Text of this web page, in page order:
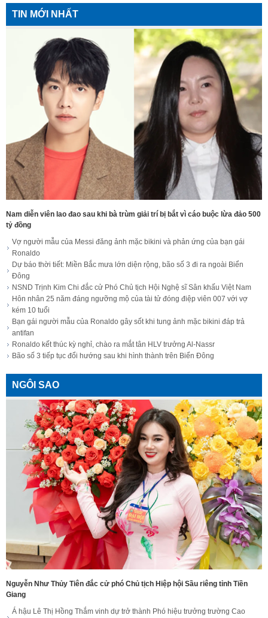
TIN MỚI NHẤT
Nam diễn viên lao đao sau khi bà trùm giải trí bị bắt vì cáo buộc lừa đảo 500
tỷ đồng
Vợ người mẫu của Messi đăng ảnh mặc bikini và phản ứng của bạn gái
Ronaldo
Dự báo thời tiết: Miền Bắc mưa lớn diện rộng, bão số 3 đi ra ngoài Biển
Đông
NSND Trịnh Kim Chi đắc cử Phó Chủ tịch Hội Nghệ sĩ Sân khấu Việt Nam
Hôn nhân 25 năm đáng ngưỡng mộ của tài tử đóng điệp viên 007 với vợ
kém 10 tuổi
Bạn gái người mẫu của Ronaldo gây sốt khi tung ảnh mặc bikini đáp trả
antifan
Ronaldo kết thúc kỳ nghỉ, chào ra mắt tân HLV trưởng Al-Nassr
Bão số 3 tiếp tục đổi hướng sau khi hình thành trên Biển Đông
NGÔI SAO
Nguyễn Như Thủy Tiên đắc cử phó Chủ tịch Hiệp hội Sầu riêng tỉnh Tiền
Giang
Á hậu Lê Thị Hồng Thắm vinh dự trở thành Phó hiệu trưởng trường Cao